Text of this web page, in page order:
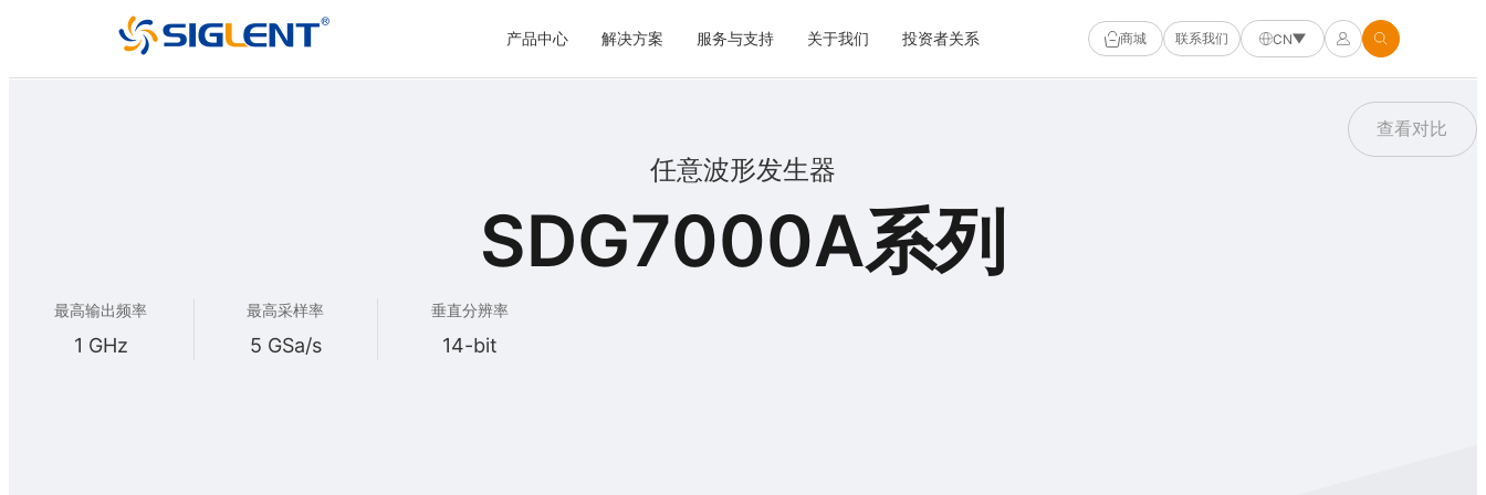
产品中心 解决方案 服务与支持 关于我们 投资者关系 商城 联系我们 CN
查看对比
任意波形发生器
SDG7000A系列
最高输出频率
1 GHz
最高采样率
5 GSa/s
垂直分辨率
14-bit